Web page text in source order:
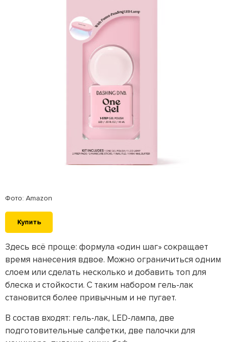
Фото: Amazon
Купить
Здесь всё проще: формула «один шаг» сокращает
время нанесения вдвое. Можно ограничиться одним
слоем или сделать несколько и добавить топ для
блеска и стойкости. С таким набором гель-лак
становится более привычным и не пугает.
В состав входят: гель-лак, LED-лампа, две
подготовительные салфетки, две палочки для